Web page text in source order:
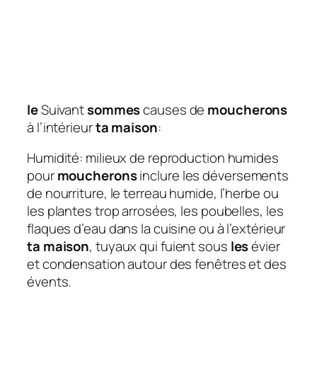
leSuivantsommescauses de moucherons
à l’intérieurta maison:
Humidité: milieux de reproduction humides
pourmoucheronsinclure les déversements
de nourriture, le terreau humide, l’herbe ou
les plantes trop arrosées, les poubelles, les
flaques d’eau dans la cuisine ou à l’extérieur
ta maison, tuyaux qui fuient sous lesévier
et condensation autour des fenêtres et des
évents.